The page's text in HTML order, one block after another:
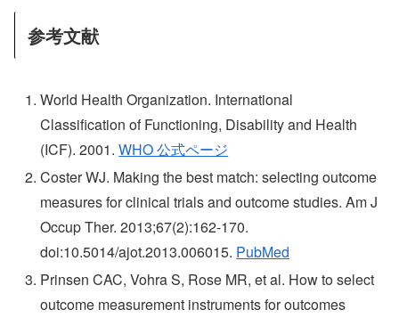
参考文献
World Health Organization. International
Classification of Functioning, Disability and Health
(ICF). 2001.WHO 公式ページ
Coster WJ. Making the best match: selecting outcome
measures for clinical trials and outcome studies. Am J
Occup Ther. 2013;67(2):162-170.
doi:10.5014/ajot.2013.006015. PubMed
Prinsen CAC, Vohra S, Rose MR, et al. How to select
outcome measurement instruments for outcomes